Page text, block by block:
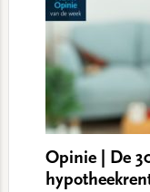
Opinie | De